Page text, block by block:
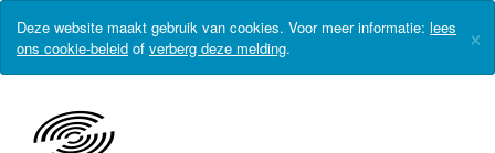
Deze website maakt gebruik van cookies. Voor meer informatie: lees
ons cookie-beleid of verberg deze melding. ×